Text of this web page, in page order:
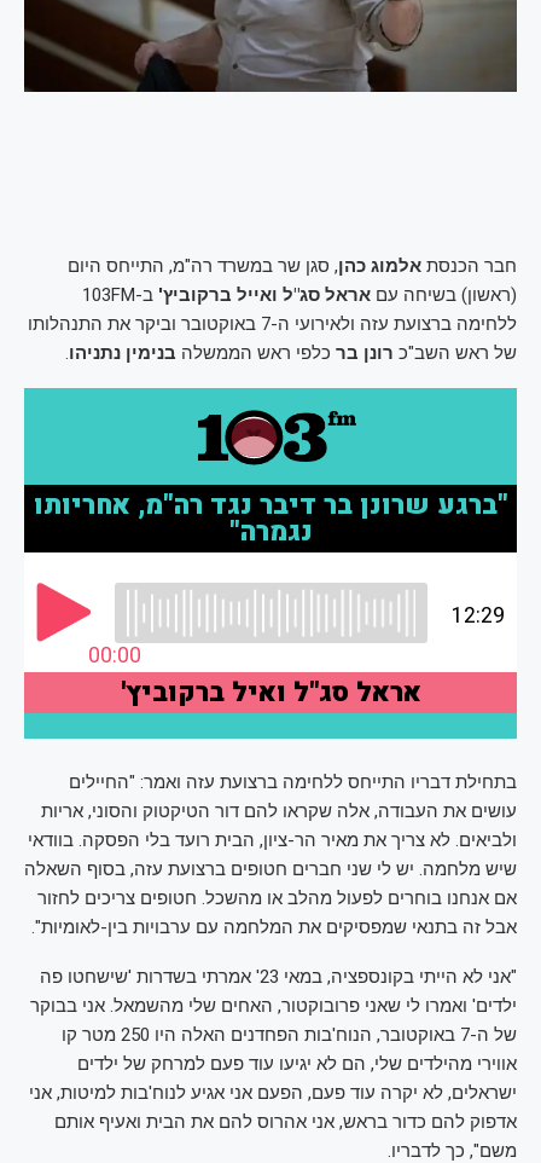
חבר הכנסת אלמוג כהן, סגן שר במשרד רה"מ, התייחס היום
(ראשון) בשיחה עם אראל סג"ל ואייל ברקוביץ'
ב-103FM
ללחימה ברצועת עזה ולאירועי ה-7 באוקטובר וביקר את התנהלותו
של ראש השב"כ רונן בר כלפי ראש הממשלה בנימין נתניהו.
בתחילת דבריו התייחס ללחימה ברצועת עזה ואמר: "החיילים
עושים את העבודה, אלה שקראו להם דור הטיקטוק והסוני, אריות
ולביאים. לא צריך את מאיר הר-ציון, הבית רועד בלי הפסקה. בוודאי
שיש מלחמה. יש לי שני חברים חטופים ברצועת עזה, בסוף השאלה
אם אנחנו בוחרים לפעול מהלב או מהשכל. חטופים צריכים לחזור
אבל זה בתנאי שמפסיקים את המלחמה עם ערבויות בין-לאומיות".
"אני לא הייתי בקונספציה, במאי 23' אמרתי בשדרות 'שישחטו פה
ילדים' ואמרו לי שאני פרובוקטור, האחים שלי מהשמאל. אני בבוקר
של ה-7 באוקטובר, הנוח'בות הפחדנים האלה היו 250 מטר קו
אווירי מהילדים שלי, הם לא יגיעו עוד פעם למרחק של ילדים
ישראלים, לא יקרה עוד פעם, הפעם אני אגיע לנוח'בות למיטות, אני
אדפוק להם כדור בראש, אני אהרוס להם את הבית ואעיף אותם
משם", כך לדבריו.